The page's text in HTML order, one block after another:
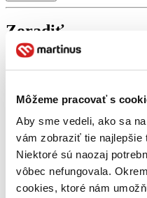
Môžeme pracovať s
Aby sme vedeli, ako sa
vám zobraziť tie najlepšie
Niektoré sú naozaj
vôbec nefungovala.
cookies, ktoré nám
Zoradiť
Bestsellery
Top hodnotené
Novinky
Najdrahšie
Najvyššia zľava
230 produktov